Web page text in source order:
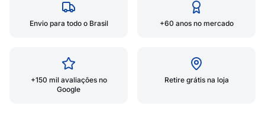
Envio para todo o Brasil +60 anos no mercado
+150 mil avaliações no
Google
Retire grátis na loja